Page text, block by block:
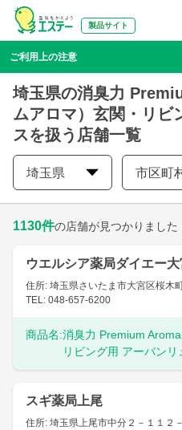
製品サイト
ご利用上の注意
埼玉県の消臭力
ムアロマ）玄関・リビ
スを扱う店舗一覧
埼玉県 市区町
1130件の店舗が見つかりました
ウエルシア薬局ダイエー大
住所: 埼玉県さいたま市大宮区桜木
TEL: 048-657-6200
商品名:消臭力 Premium
リビング用 アーバンリ
スギ薬局上尾
住所: 埼玉県上尾市中分２－１１２